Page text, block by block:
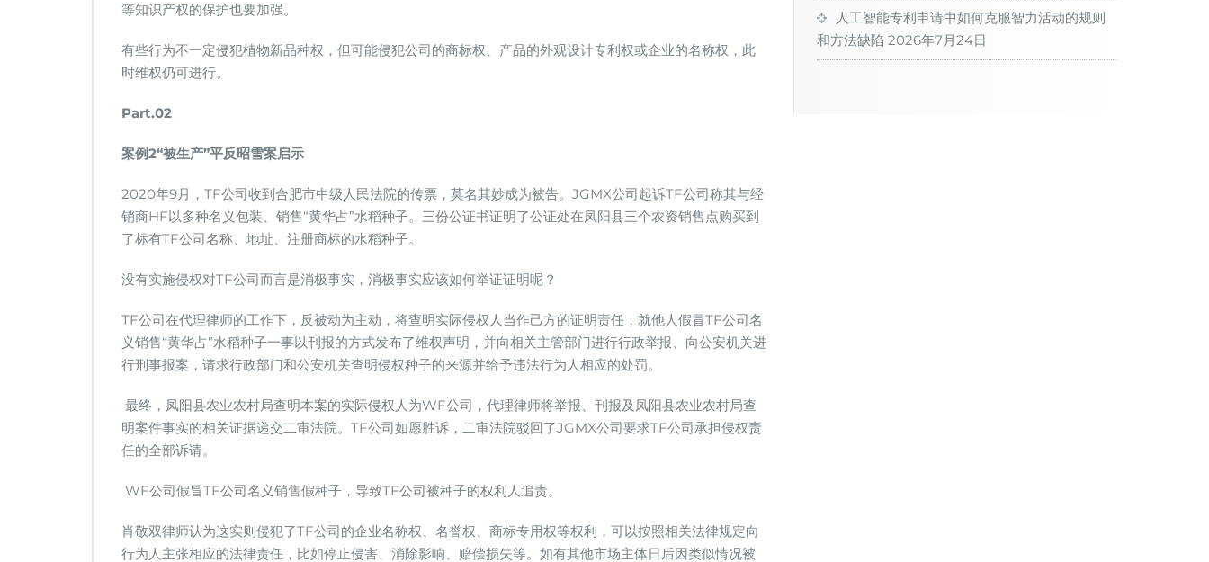
等知识产权的保护也要加强。
有些行为不一定侵犯植物新品种权，但可能侵犯公司的商标权、产品的外观设计专利权或企业的名称权，此
时维权仍可进行。
Part.02
案例2“被生产”平反昭雪案启示
2020年9月，TF公司收到合肥市中级人民法院的传票，莫名其妙成为被告。JGMX公司起诉TF公司称其与经
销商HF以多种名义包装、销售“黄华占”水稻种子。三份公证书证明了公证处在凤阳县三个农资销售点购买到
了标有TF公司名称、地址、注册商标的水稻种子。
没有实施侵权对TF公司而言是消极事实，消极事实应该如何举证证明呢？
TF公司在代理律师的工作下，反被动为主动，将查明实际侵权人当作己方的证明责任，就他人假冒TF公司名
义销售“黄华占”水稻种子一事以刊报的方式发布了维权声明，并向相关主管部门进行行政举报、向公安机关进
行刑事报案，请求行政部门和公安机关查明侵权种子的来源并给予违法行为人相应的处罚。
最终，凤阳县农业农村局查明本案的实际侵权人为WF公司，代理律师将举报、刊报及凤阳县农业农村局查
明案件事实的相关证据递交二审法院。TF公司如愿胜诉，二审法院驳回了JGMX公司要求TF公司承担侵权责
任的全部诉请。
WF公司假冒TF公司名义销售假种子，导致TF公司被种子的权利人追责。
肖敬双律师认为这实则侵犯了TF公司的企业名称权、名誉权、商标专用权等权利，可以按照相关法律规定向
行为人主张相应的法律责任，比如停止侵害、消除影响、赔偿损失等。如有其他市场主体日后因类似情况被
人工智能专利申请中如何克服智力活动的规则
和方法缺陷 2026年7月24日